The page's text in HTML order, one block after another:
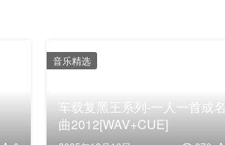
车载复黑王系列-一人一首成名
曲2012[WAV+CUE]
音乐精选